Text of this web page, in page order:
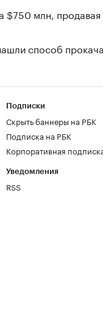
$750 млн,
способ
Подписки
Скрыть баннеры на РБК
Подписка на РБК
Корпоративная
Уведомления
RSS